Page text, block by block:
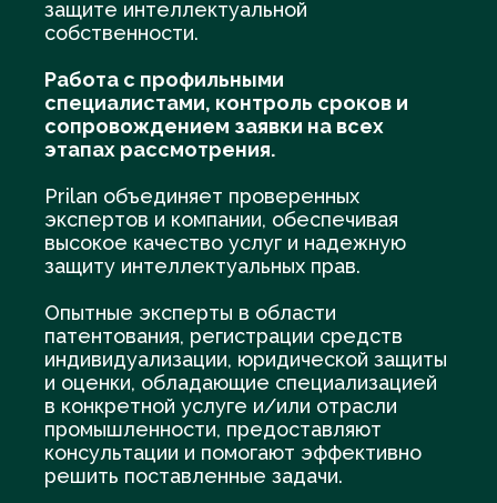
защите интеллектуальной
собственности.
Работа с профильными
специалистами, контроль сроков и
сопровождением заявки на всех
этапах рассмотрения.
Prilan объединяет проверенных
экспертов и компании, обеспечивая
высокое качество услуг и надежную
защиту интеллектуальных прав.
Опытные эксперты в области
патентования, регистрации средств
индивидуализации, юридической защиты
и оценки, обладающие специализацией
в конкретной услуге и/или отрасли
промышленности, предоставляют
консультации и помогают эффективно
решить поставленные задачи.